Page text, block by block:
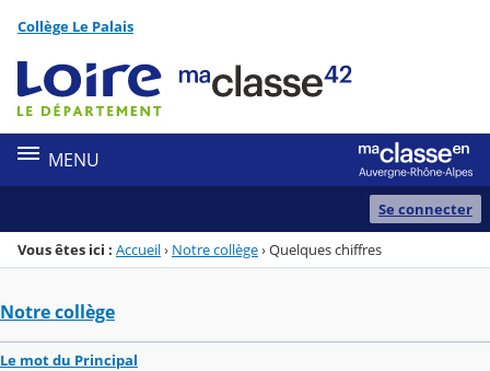
Menu de la rubrique
Contenu
Collège Le Palais
MENU
Se connecter
Vous êtes ici : Accueil› Notre collège›Quelques chiffres
Notre collège
Le mot du Principal